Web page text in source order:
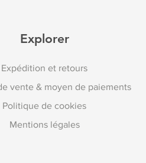
Explorer
Expédition et retours
vente & moyen de paiements
Politique de cookies
Mentions légales